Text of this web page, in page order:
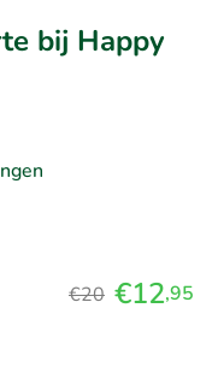
bij Happy
€20 €12,95